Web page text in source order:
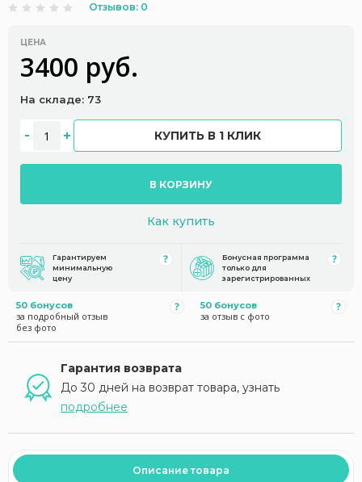
Отзывов: 0
ЦЕНА
3400 руб.
На складе: 73
КУПИТЬ В 1 КЛИК
В КОРЗИНУ
Как купить
Гарантируем
минимальную
цену
Бонусная программа
только для
зарегистрированных
50 бонусов
за подробный отзыв
без фото
50 бонусов
за отзыв с фото
Гарантия возврата
До 30 дней на возврат товара, узнать
подробнее
Описание товара